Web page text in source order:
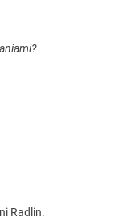
Radlin.